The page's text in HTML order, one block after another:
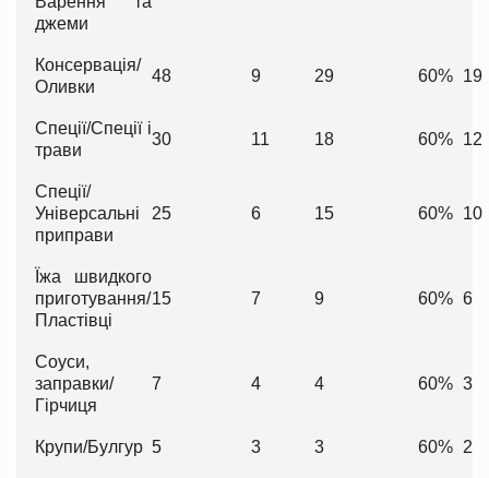
джеми
Консервація/
Оливки
48 9 29 60% 19
Спеції/Спеції і
трави
30 11 18 60% 12
Спеції/
Універсальні
приправи
25 6 15 60% 10
Їжа швидкого
приготування/
Пластівці
15 7 9 60% 6
Соуси,
заправки/
Гірчиця
7 4 4 60% 3
Крупи/Булгур 5 3 3 60% 2